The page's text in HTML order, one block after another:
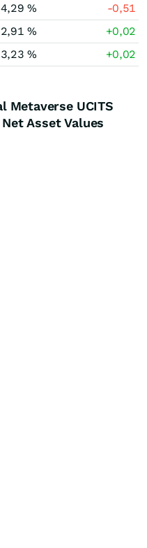
%
-0,51
%
+0,02
% +0,02
Metaverse UCITS
Asset Values